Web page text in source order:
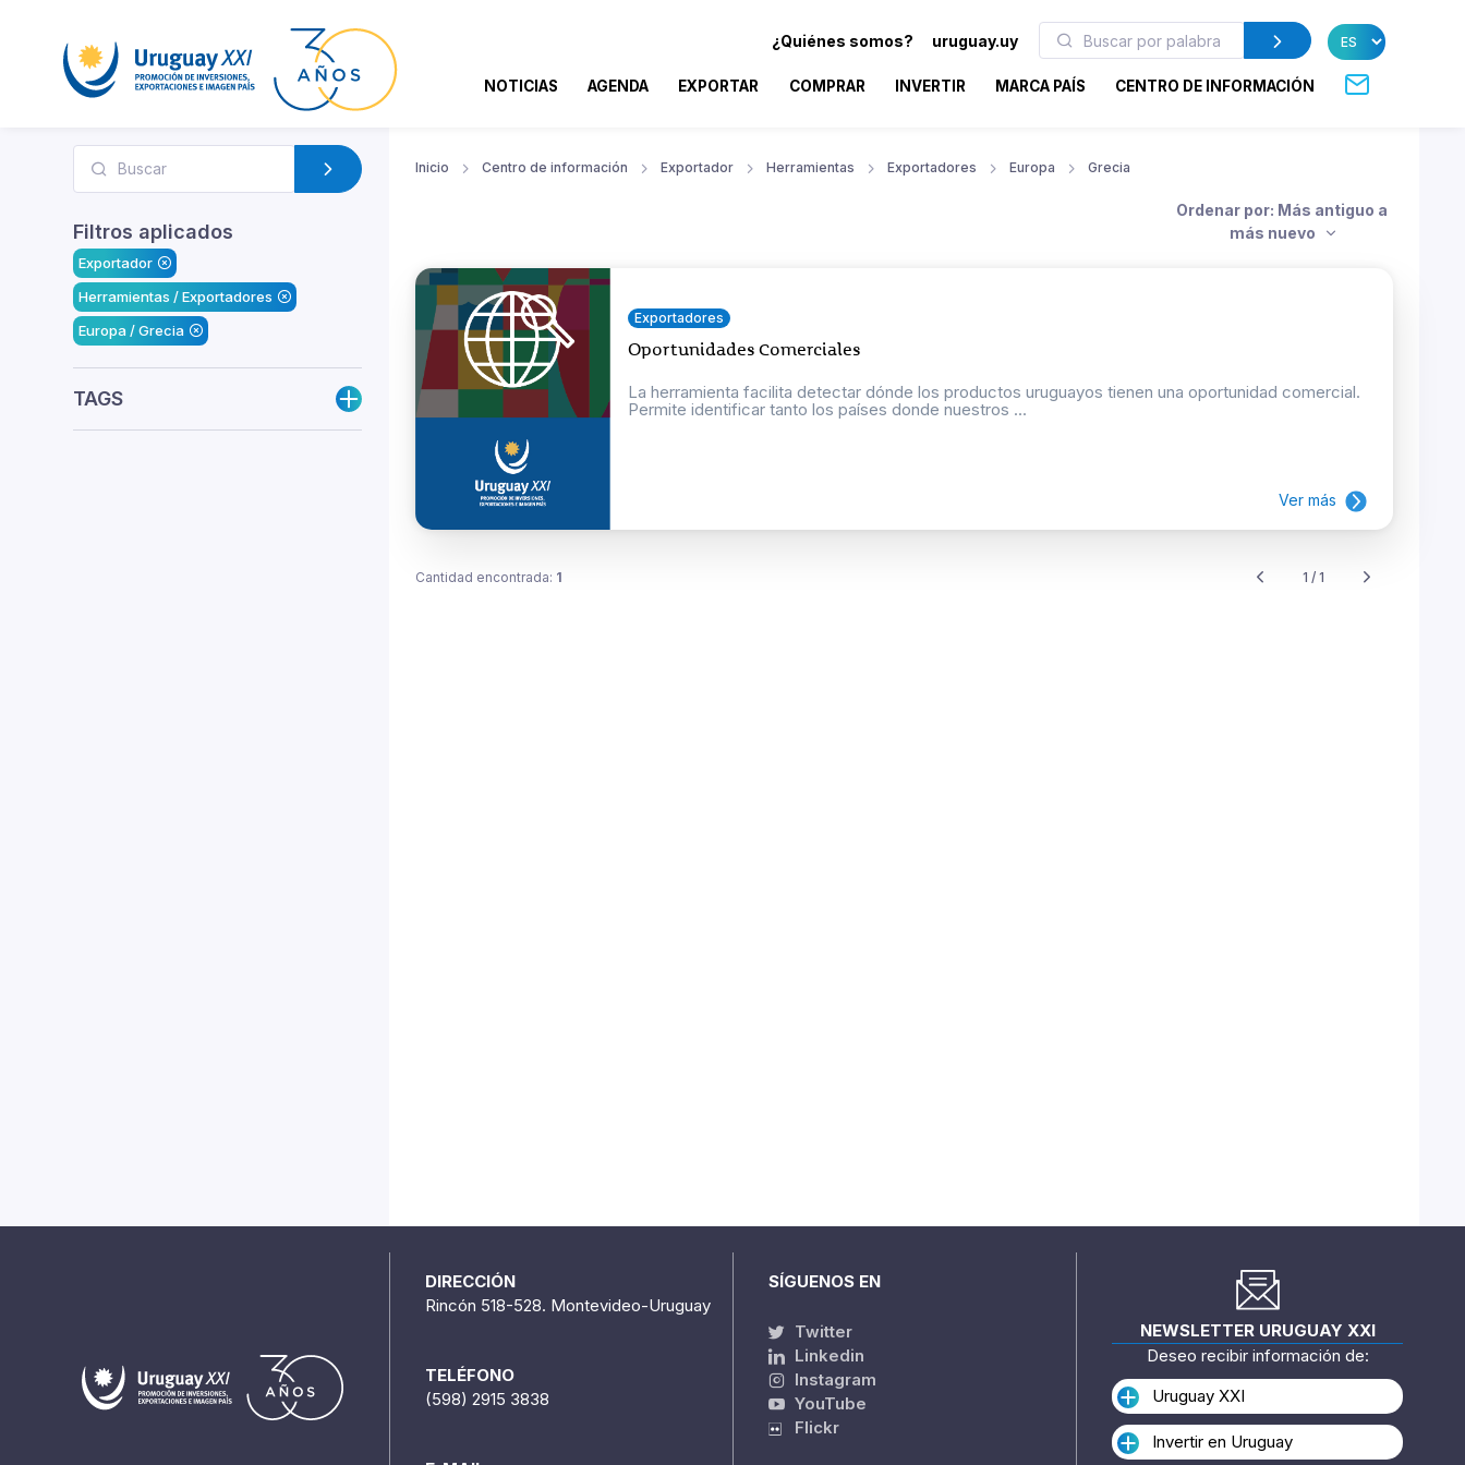
¿Quiénes somos? uruguay.uy
NOTICIAS AGENDA EXPORTAR COMPRAR INVERTIR MARCA PAÍS CENTRO DE INFORMACIÓN
Filtros aplicados
Exportador
Herramientas / Exportadores
Europa / Grecia
TAGS
Inicio Centro de información Exportador Herramientas Exportadores Europa Grecia
Ordenar por: Más antiguo a
más nuevo
Exportadores
Oportunidades Comerciales
La herramienta facilita detectar dónde los productos uruguayos tienen una oportunidad comercial.
Permite identificar tanto los países donde nuestros ...
Ver más
Cantidad encontrada: 1 1 / 1
DIRECCIÓN
Rincón 518-528. Montevideo-Uruguay
TELÉFONO
(598) 2915 3838
SÍGUENOS EN
Twitter
Linkedin
Instagram
YouTube
Flickr
NEWSLETTER URUGUAY XXI
Deseo recibir información de:
Uruguay XXI
Invertir en Uruguay